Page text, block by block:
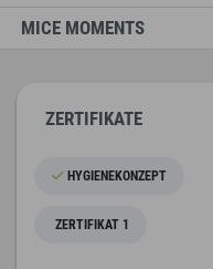
MICE MOMENTS
ZERTIFIKATE
HYGIENEKONZEPT
ZERTIFIKAT 1